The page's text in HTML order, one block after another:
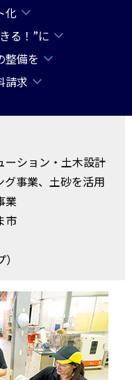
化
る！”に
整備を
請求
ーション・土木設計
グ事業、土砂を活用
業
市